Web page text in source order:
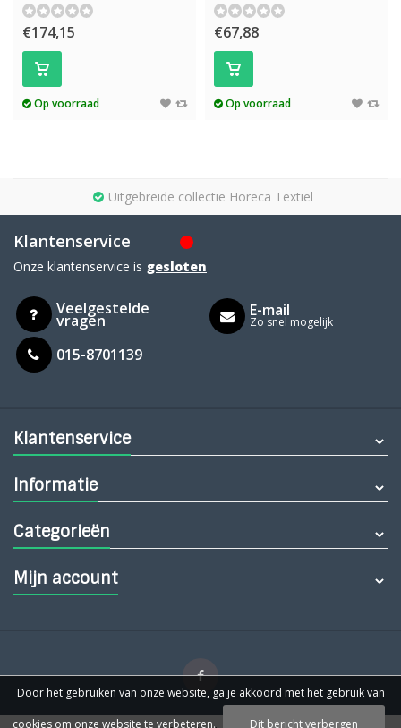
€174,15
Op voorraad
€67,88
Op voorraad
Uitgebreide collectie Horeca Textiel
Klantenservice
Onze klantenservice is gesloten
Veelgestelde
vragen
015-8701139
E-mail
Zo snel mogelijk
Klantenservice
Informatie
Categorieën
Mijn account
Door het gebruiken van onze website, ga je akkoord met het gebruik van
cookies om onze website te verbeteren. Dit bericht verbergen